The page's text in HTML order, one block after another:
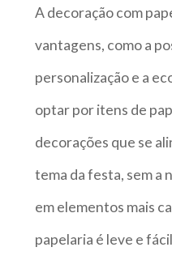
A decoração com
vantagens, como a
personalização e a
optar por itens de
decorações que se
tema da festa, sem a
em elementos mais
papelaria é leve e